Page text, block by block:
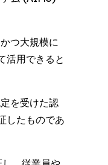
つ大規模に
活用できると
を受けた認
したものであ